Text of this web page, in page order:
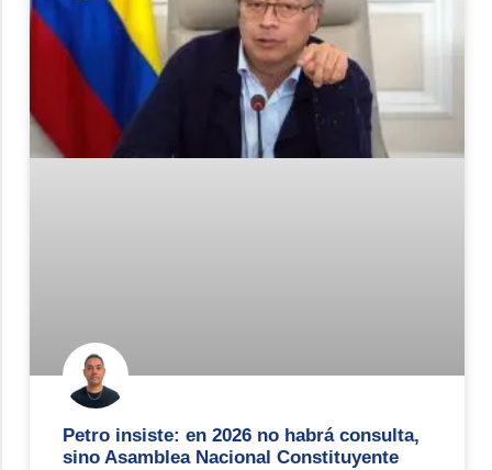
Petro insiste: en 2026 no habrá consulta,
sino Asamblea Nacional Constituyente